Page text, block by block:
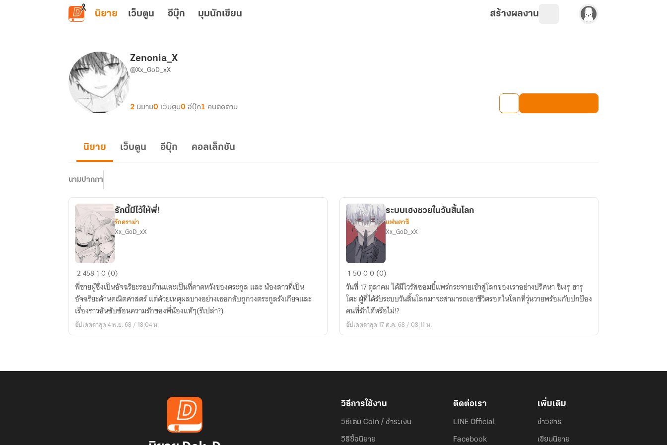
ข้ามไปยังเนื้อหาหลัก
นิยาย เว็บตูน อีบุ๊ก มุมนักเขียน สร้างผลงาน
Zenonia_X
@Xx_GoD_xX
2 นิยาย0 เว็บตูน0 อีบุ๊ก1 คนติดตาม
นิยาย เว็บตูน อีบุ๊ก คอลเล็กชัน
นามปากกา
รัก
นี้
มี
ไว้
ให้
พี่!
รักนี้มีไว้ให้พี่!
รักดราม่า
Xx_GoD_xX
245810 (0)
พี่ชายผู้ซึ่งเป็นอัจฉริยะรอบด้านและเป็นที่คาดหวังของตระกูล และ น้องสาวที่เป็น
อัจฉริยะด้านคณิตศาสตร์ แต่ด้วยเหตุผลบางอย่างเธอกลับถูกวงตระกูลรังเกียจและ
เรื่องราวอันซับซ้อนความรักของพี่น้องแท้ๆ(รึเปล่า?)
อัปเดตล่าสุด 4 พ.ย. 68 / 18:04 น.
ระบบ
เฮงซวย
ใน
วัน
สิ้น
โลก
ระบบเฮงซวยในวันสิ้นโลก
แฟนตาซี
Xx_GoD_xX
1 5000 (0)
วันที่ 17 ตุลาคม ได้มีไวรัสซอมบี้แพร่กระจายเข้าสู่โลกของเราอย่างปริศนา ชิเงรุ ฮารุ
โตะ ผู้ที่ได้รับระบบวันสิ้นโลกมาจะสามารถเอาชีวิตรอดในโลกที่วุ่นวายพร้อมกับปกป้อง
คนที่รักได้หรือไม่!?
อัปเดตล่าสุด 17 ต.ค. 68 / 08:11 น.
วิธีการใช้งาน
วิธีเติม Coin / ชำระเงิน
วิธีซื้อนิยาย
ติดต่อเรา
LINE Official
Facebook
เพิ่มเติม
ข่าวสาร
เขียนนิยาย